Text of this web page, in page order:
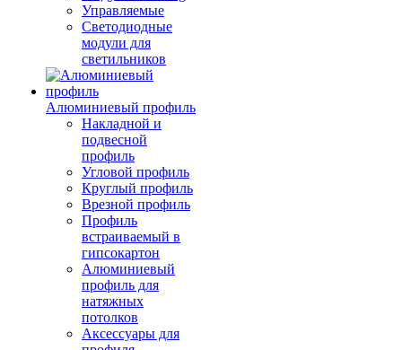
Управляемые
Светодиодные
модули для
светильников
Алюминиевый профиль
Накладной и
подвесной
профиль
Угловой профиль
Круглый профиль
Врезной профиль
Профиль
встраиваемый в
гипсокартон
Алюминиевый
профиль для
натяжных
потолков
Аксессуары для